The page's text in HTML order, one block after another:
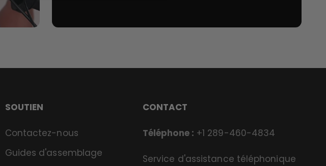
SOUTIEN
Contactez-nous
Guides d'assemblage
CONTACT
Téléphone : +1 289-460-4834
Service d'assistance téléphonique